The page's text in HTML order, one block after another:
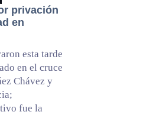
privación
en
esta tarde
en el cruce
Chávez y
fue la